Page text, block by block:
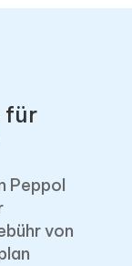
für
Peppol
von